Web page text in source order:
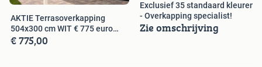
AKTIE Terrasoverkapping
504x300 cm WIT € 775 euro
WEG = WEG
€ 775,00
Exclusief 35 standaard kleuren
- Overkapping specialist!
Zie omschrijving